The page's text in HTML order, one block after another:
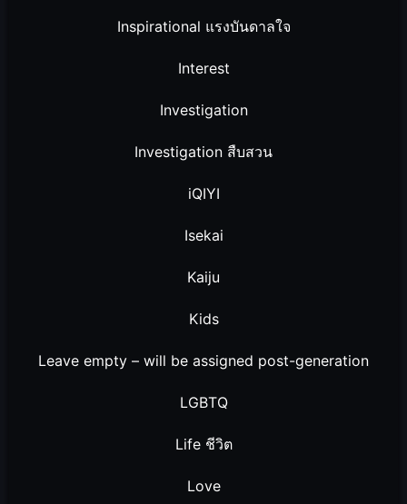
Inspirational แรงบันดาลใจ
Interest
Investigation
Investigation สืบสวน
iQIYI
Isekai
Kaiju
Kids
Leave empty – will be assigned post-generation
LGBTQ
Life ชีวิต
Love